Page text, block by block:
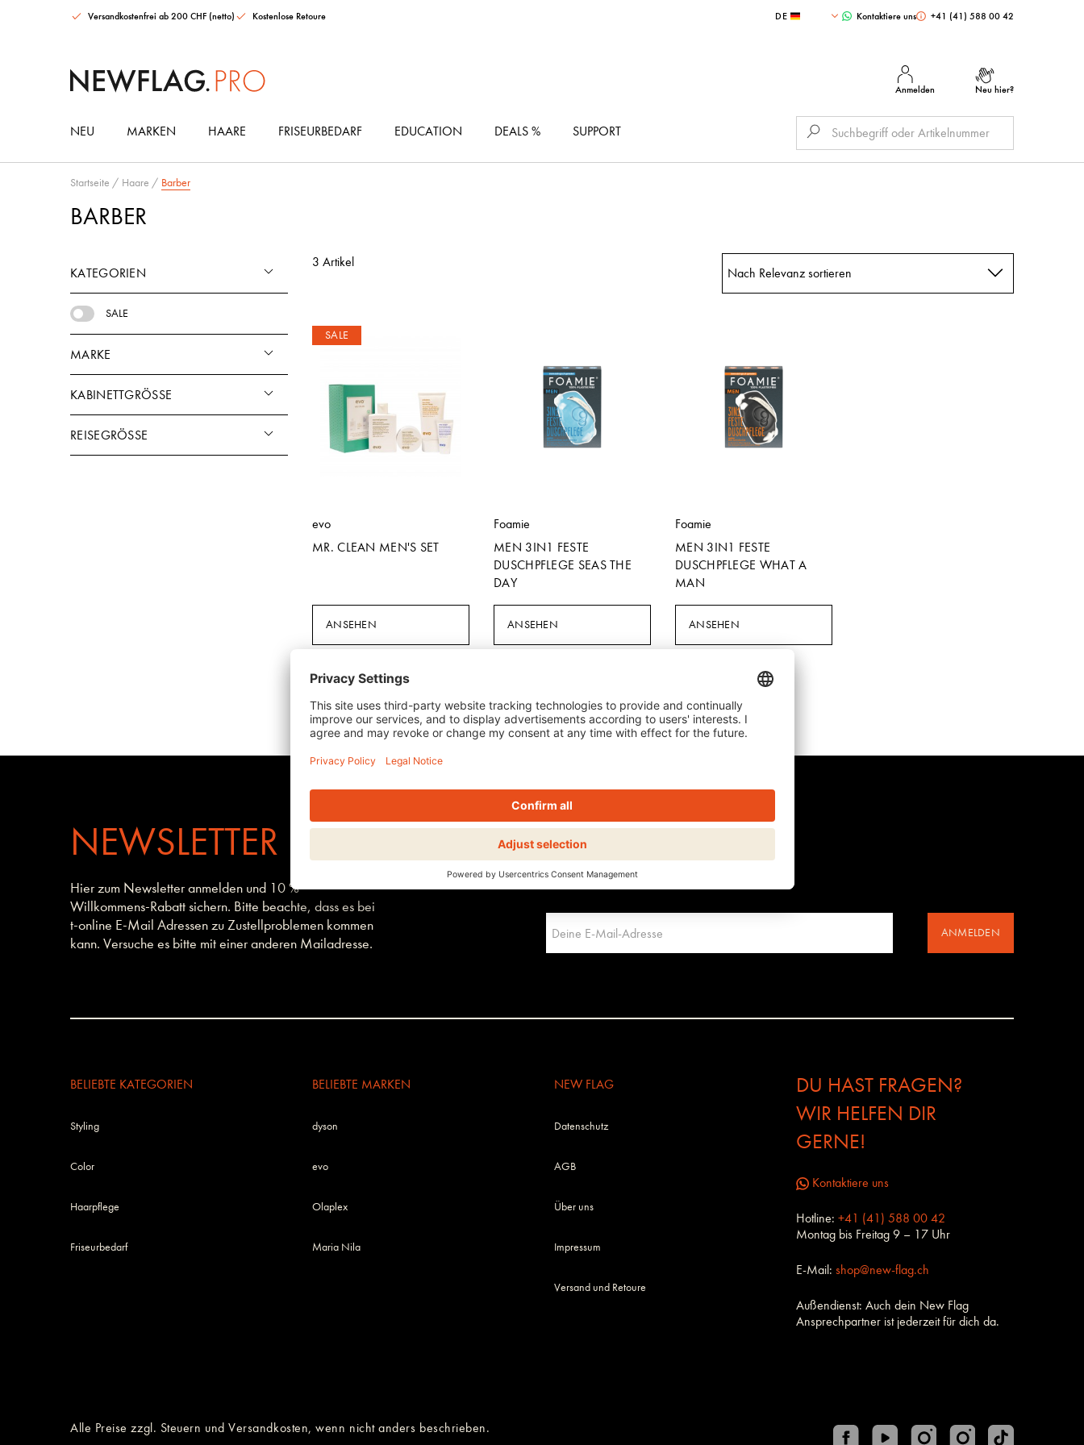
Versandkostenfrei ab 200 CHF (netto) Kostenlose Retoure DE Kontaktiere uns +41 (41) 588 00 42
Anmelden Neu hier?
NEU MARKEN HAARE FRISEURBEDARF EDUCATION DEALS % SUPPORT
Startseite / Haare / Barber
BARBER
KATEGORIEN
SALE
MARKE
KABINETTGRÖSSE
REISEGRÖSSE
3 Artikel
Nach Relevanz sortieren
SALE
evo
MR. CLEAN MEN'S SET
ANSEHEN
Foamie
MEN 3IN1 FESTE
DUSCHPFLEGE SEAS THE
DAY
ANSEHEN
Foamie
MEN 3IN1 FESTE
DUSCHPFLEGE WHAT A
MAN
ANSEHEN
NEWSLETTER
Hier zum Newsletter anmelden und 10 %
Willkommens-Rabatt sichern. Bitte beachte, dass es bei
t-online E-Mail Adressen zu Zustellproblemen kommen
kann. Versuche es bitte mit einer anderen Mailadresse.
ANMELDEN
BELIEBTE KATEGORIEN
Styling
Color
Haarpflege
Friseurbedarf
BELIEBTE MARKEN
dyson
evo
Olaplex
Maria Nila
NEW FLAG
Datenschutz
AGB
Über uns
Impressum
Versand und Retoure
DU HAST FRAGEN?
WIR HELFEN DIR
GERNE!
Kontaktiere uns
Hotline: +41 (41) 588 00 42
Montag bis Freitag 9 – 17 Uhr
E-Mail: shop@new-flag.ch
Außendienst: Auch dein New Flag
Ansprechpartner ist jederzeit für dich da.
Alle Preise zzgl. Steuern und Versandkosten, wenn nicht anders beschrieben.